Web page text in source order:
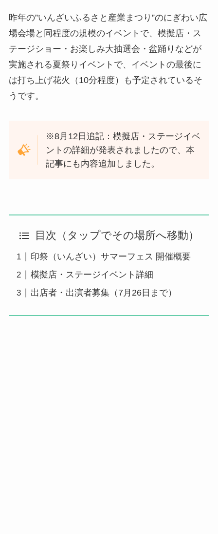
昨年の”いんざいふるさと産業まつり”のにぎわい広
場会場と同程度の規模のイベントで、模擬店・ス
テージショー・お楽しみ大抽選会・盆踊りなどが
実施される夏祭りイベントで、イベントの最後に
は打ち上げ花火（10分程度）も予定されているそ
うです。
※8月12日追記：模擬店・ステージイベ
ントの詳細が発表されましたので、本
記事にも内容追加しました。
目次（タップでその場所へ移動）
印祭（いんざい）サマーフェス 開催概要
模擬店・ステージイベント詳細
出店者・出演者募集（7月26日まで）